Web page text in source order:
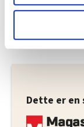
LO Medias
og fontene.no
lære hvordan
nettstedet med
Dette er en